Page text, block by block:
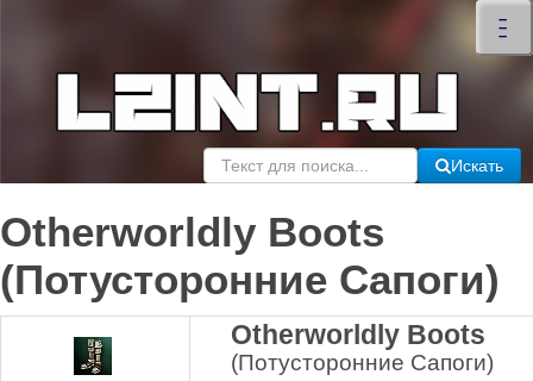
–
–
–
×
Искать
Otherworldly Boots
(Потусторонние Сапоги)
Otherworldly Boots
(Потусторонние Сапоги)